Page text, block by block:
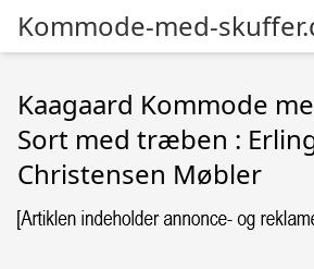
Kommode-med-
Kaagaard Kommode
Sort med træben :
Christensen Møbler